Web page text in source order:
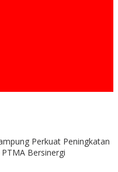
Perkuat Peningkatan
Bersinergi